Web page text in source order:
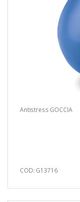
Antistress GOCCIA
COD: G13716